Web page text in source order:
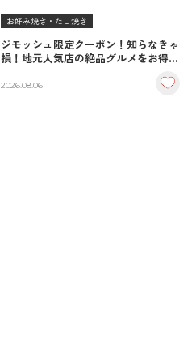
お好み焼き・たこ焼き
ジモッシュ限定クーポン！知らなきゃ
損！地元人気店の絶品グルメをお得に
2026.08.06